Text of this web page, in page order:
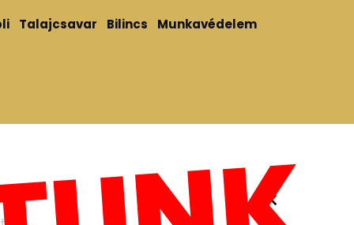
Talajcsavar Bilincs Munkavédelem
×